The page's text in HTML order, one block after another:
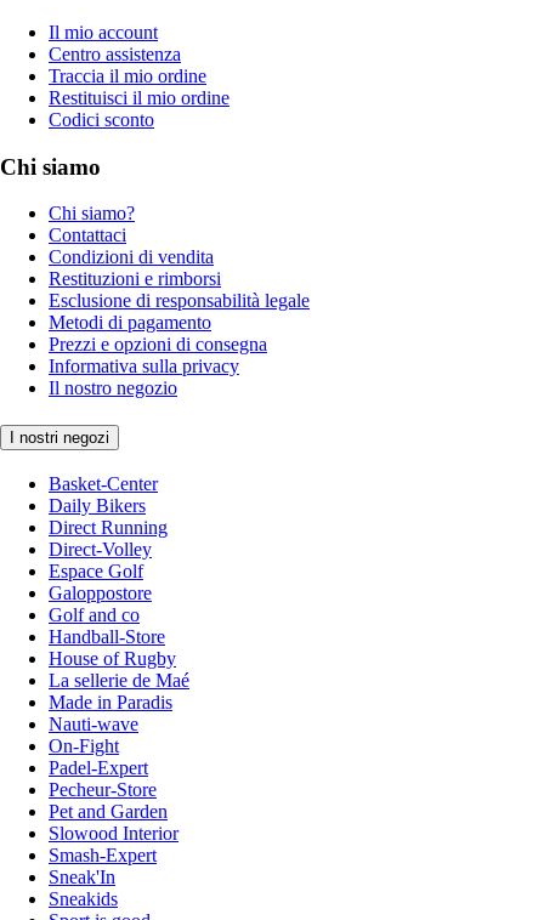
Il mio account
Centro assistenza
Traccia il mio ordine
Restituisci il mio ordine
Codici sconto
Chi siamo
Chi siamo?
Contattaci
Condizioni di vendita
Restituzioni e rimborsi
Esclusione di responsabilità legale
Metodi di pagamento
Prezzi e opzioni di consegna
Informativa sulla privacy
Il nostro negozio
I nostri negozi
Basket-Center
Daily Bikers
Direct Running
Direct-Volley
Espace Golf
Galoppostore
Golf and co
Handball-Store
House of Rugby
La sellerie de Maé
Made in Paradis
Nauti-wave
On-Fight
Padel-Expert
Pecheur-Store
Pet and Garden
Slowood Interior
Smash-Expert
Sneak'In
Sneakids